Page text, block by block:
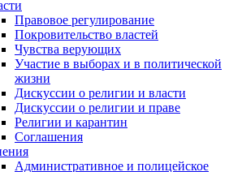
Правовое регулирование
Покровительство властей
Чувства верующих
Участие в выборах и в политической
жизни
Дискуссии о религии и власти
Дискуссии о религии и праве
Религии и карантин
Соглашения
Административное и полицейское